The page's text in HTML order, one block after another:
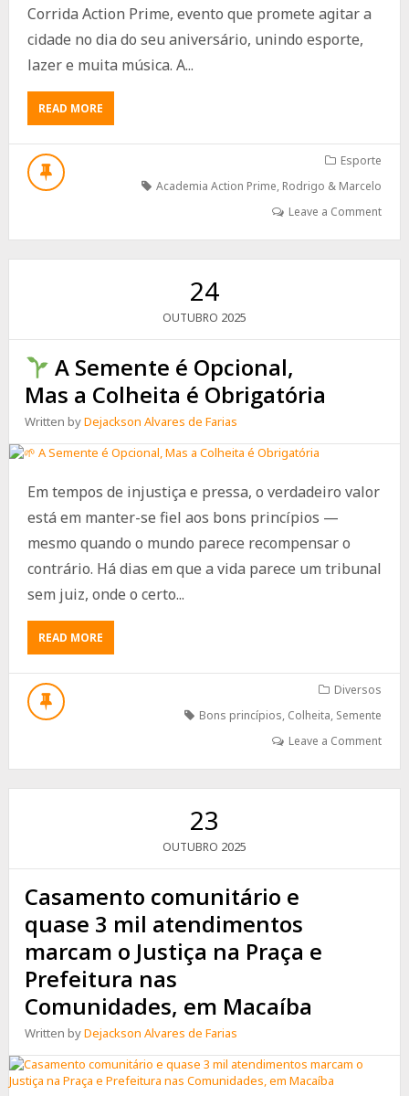
Corrida Action Prime, evento que promete agitar a
cidade no dia do seu aniversário, unindo esporte,
lazer e muita música. A...
READ MOREABOUT
1ª
CORRIDA
CELEBRA
COM
Esporte
Academia Action Prime, Rodrigo & Marcelo
Leave a Comment
24
OUTUBRO 2025
A Semente é Opcional,
Mas a Colheita é Obrigatória
Written byDejackson Alvares de Farias
Em tempos de injustiça e pressa, o verdadeiro valor
está em manter-se fiel aos bons princípios —
mesmo quando o mundo parece recompensar o
contrário. Há dias em que a vida parece um tribunal
sem juiz, onde o certo...
READ MOREABOUT
A
É
Diversos
Bons princípios, Colheita, Semente
Leave a Comment
23
OUTUBRO 2025
Casamento comunitário e
quase 3 mil atendimentos
marcam o Justiça na Praça e
Prefeitura nas
Comunidades, em Macaíba
Written byDejackson Alvares de Farias